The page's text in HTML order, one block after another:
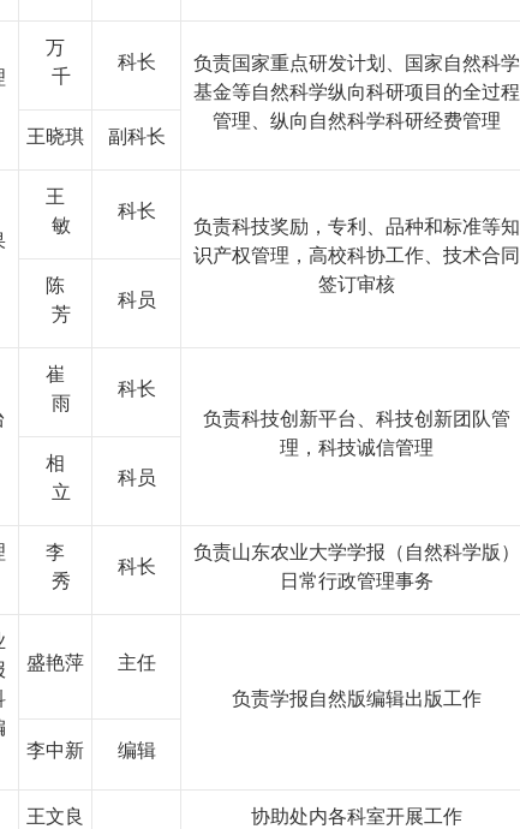
万
千
科长
负责国家重点研发计划、国家自然科学
基金等自然科学纵向科研项目的全过程
管理、纵向自然科学科研经费管理
王晓琪 副科长
王
敏
科长
负责科技奖励，专利、品种和标准等知
识产权管理，高校科协工作、技术合同
签订审核
陈
芳
科员
崔
雨
科长
负责科技创新平台、科技创新团队管
理，科技诚信管理
相
立
科员
李
秀
科长
负责山东农业大学学报（自然科学版）
日常行政管理事务
盛艳萍
主任
负责学报自然版编辑出版工作
李中新 编辑
王文良 协助处内各科室开展工作